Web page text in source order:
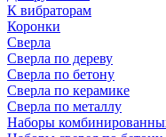
К вибраторам
Коронки
Сверла
Сверла по дереву
Сверла по бетону
Сверла по керамике
Сверла по металлу
Наборы